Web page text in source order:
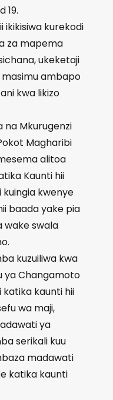
19.
ikikisiwa kurekodi
za mapema
ukeketaji
ambapo
kwa likizo
na Mkurugenzi
Magharibi
alitoa
Kaunti hii
kwenye
baada yake pia
wake swala
kuzuiliwa kwa
ya Changamoto
katika kaunti hii
wa maji,
ya
serikali kuu
madawati
katika kaunti